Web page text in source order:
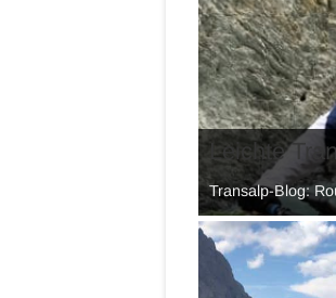
Leichte
Transalp-Blog: